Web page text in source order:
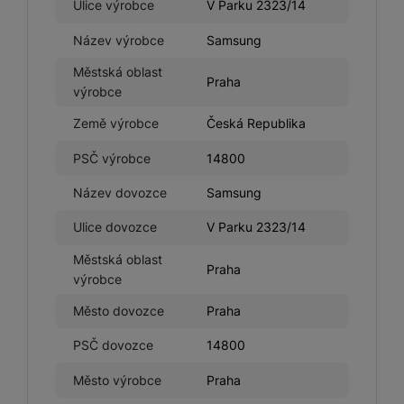
Tyto cookies nám umožňují měření výkonu našeho webu i
našich reklamních kampaní. Jejich pomocí určujeme počet
získaná pomocí těchto cookies zpracováváme souhrnně a
anonymně, takže nejsme schopni identifikovat konkrétní
Marketingové
Marketingové
abychom vás neobtěžovali nevhodnou
Povoleno
Marketingové cookies používáme my nebo naši partneři,
na našich stránkách, tak na stránkách třetích stran.
Ulice výrobce V Parku 2323/14
Název výrobce Samsung
Městská oblast
výrobce
Praha
Země výrobce Česká Republika
PSČ výrobce 14800
Název dovozce Samsung
Ulice dovozce V Parku 2323/14
Městská oblast
výrobce
Praha
Město dovozce Praha
PSČ dovozce 14800
Město výrobce Praha